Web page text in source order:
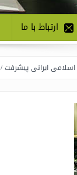
ارتباط با ما
پیشرفت / لاف در غریبی